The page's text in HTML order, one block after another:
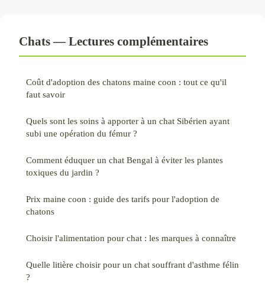
Chats — Lectures complémentaires
Coût d'adoption des chatons maine coon : tout ce qu'il
faut savoir
Quels sont les soins à apporter à un chat Sibérien ayant
subi une opération du fémur ?
Comment éduquer un chat Bengal à éviter les plantes
toxiques du jardin ?
Prix maine coon : guide des tarifs pour l'adoption de
chatons
Choisir l'alimentation pour chat : les marques à connaître
Quelle litière choisir pour un chat souffrant d'asthme félin
?